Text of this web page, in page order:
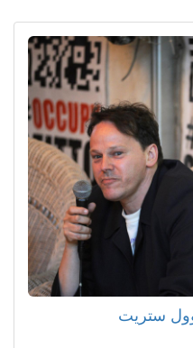
ستريت